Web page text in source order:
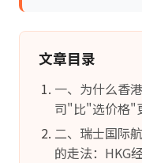
文章目录
一、为什么香
司"比"选价格"
二、瑞士国际
的走法：HKG